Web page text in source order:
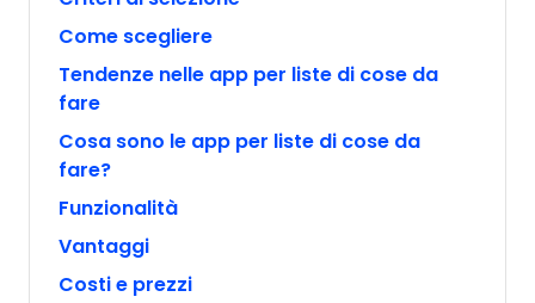
Come scegliere
Tendenze nelle app per liste di cose da
fare
Cosa sono le app per liste di cose da
fare?
Funzionalità
Vantaggi
Costi e prezzi